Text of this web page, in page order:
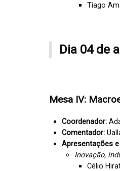
Tiago
Dia 04 de
Mesa IV:
Coordenador:
Comentador:
Apresentações
Inovação,
Célio